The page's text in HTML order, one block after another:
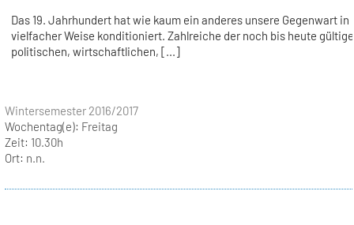
Das 19. Jahrhundert hat wie kaum ein anderes unsere Gegenwart in
vielfacher Weise konditioniert. Zahlreiche der noch bis heute
politischen, wirtschaftlichen, [...]
Wintersemester 2016/2017
Wochentag(e): Freitag
Zeit: 10.30h
Ort: n.n.